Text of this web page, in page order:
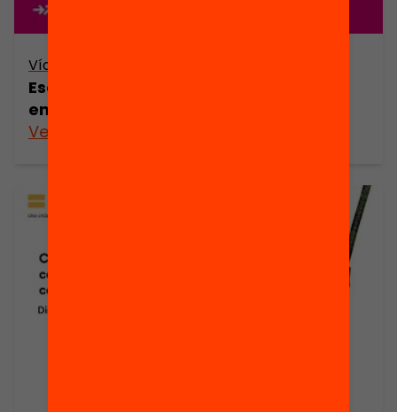
Vídeo
Escoles que fan xarxa: com impacten
en els aprenentatges de l’alumnat?
Veure’n més